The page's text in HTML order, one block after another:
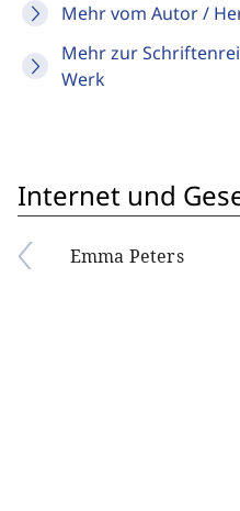
Mehr vom Autor /
Mehr zur
Werk
Internet und
Emma Peters